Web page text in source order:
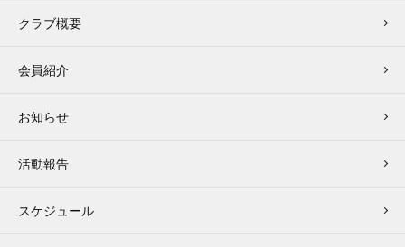
クラブ概要
会員紹介
お知らせ
活動報告
スケジュール